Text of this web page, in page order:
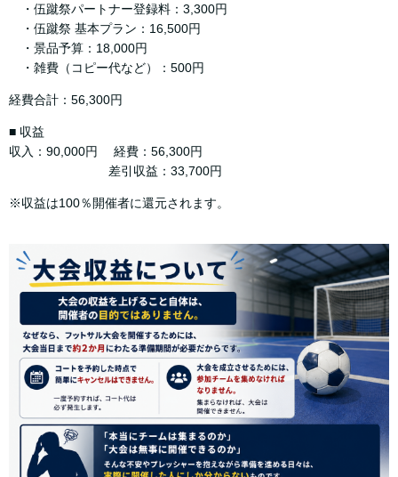
・伍蹴祭パートナー登録料：3,300円
・伍蹴祭 基本プラン：16,500円
・景品予算：18,000円
・雑費（コピー代など）：500円
経費合計：56,300円
■ 収益
収入：90,000円 経費：56,300円
差引収益：33,700円
※収益は100％開催者に還元されます。